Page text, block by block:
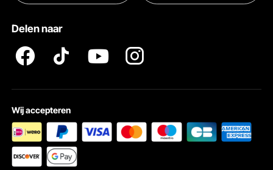
Delen naar
Wij accepteren